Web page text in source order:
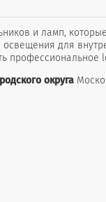
и ламп,
освещения для
профессиональное
округа